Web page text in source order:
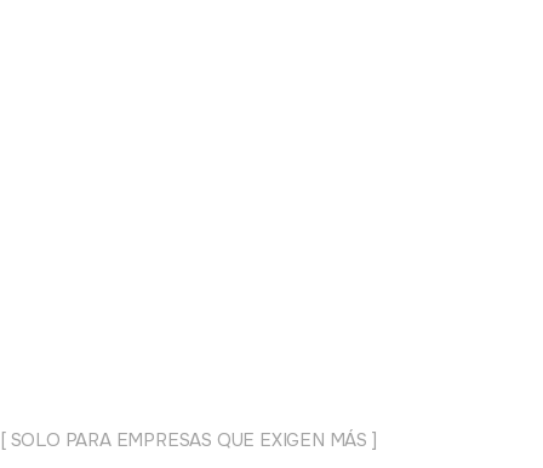
[ SOLO PARA EMPRESAS QUE EXIGEN MÁS ]